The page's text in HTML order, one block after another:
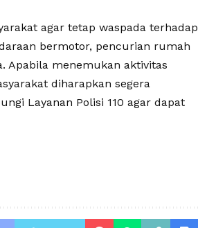
agar tetap waspada terhadap
bermotor, pencurian rumah
Apabila menemukan aktivitas
diharapkan segera
Layanan Polisi 110 agar dapat